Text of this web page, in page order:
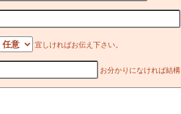
宜しければお伝え下さい。
お分かりになければ結